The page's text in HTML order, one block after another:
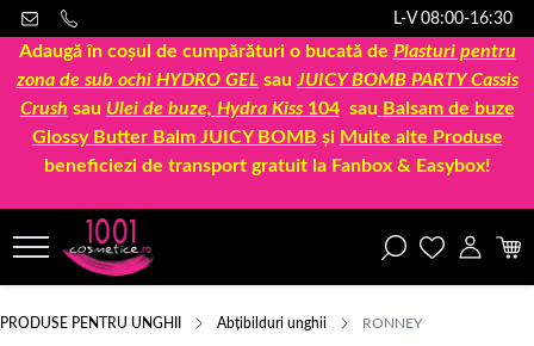
L-V 08:00-16:30
Adaugă în coșul de cumpărături o bucată de Plasturi pentru
zona de sub ochi HYDRO GEL sau JUICY BOMB PARTY Cassis
Crush sau Ulei de buze, Hydra Kiss 104sau Balsam de buze
Glossy Butter Balm JUICY BOMB și Multe alte Produse
beneficiezi de transport gratuit la Fanbox & Easybox!
PRODUSE PENTRU UNGHII Abțibilduri unghii RONNEY